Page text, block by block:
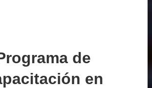
de
en